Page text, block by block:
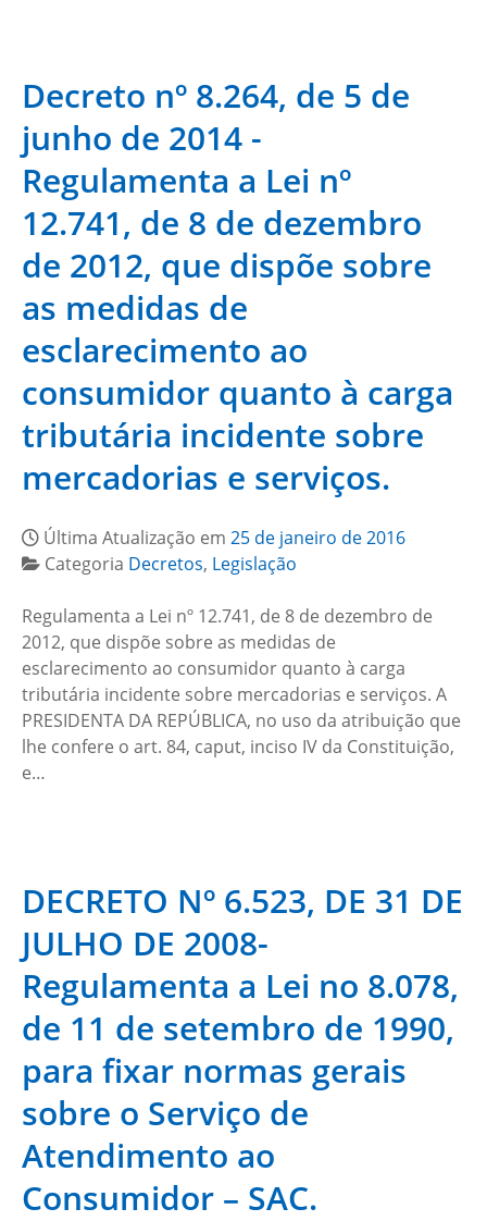
Decreto nº 8.264, de 5 de
junho de 2014 -
Regulamenta a Lei nº
12.741, de 8 de dezembro
de 2012, que dispõe sobre
as medidas de
esclarecimento ao
consumidor quanto à carga
tributária incidente sobre
mercadorias e serviços.
Última Atualização em 25 de janeiro de 2016
Categoria Decretos, Legislação
Regulamenta a Lei nº 12.741, de 8 de dezembro de
2012, que dispõe sobre as medidas de
esclarecimento ao consumidor quanto à carga
tributária incidente sobre mercadorias e serviços. A
PRESIDENTA DA REPÚBLICA, no uso da atribuição que
lhe confere o art. 84, caput, inciso IV da Constituição,
e…
DECRETO Nº 6.523, DE 31 DE
JULHO DE 2008-
Regulamenta a Lei no 8.078,
de 11 de setembro de 1990,
para fixar normas gerais
sobre o Serviço de
Atendimento ao
Consumidor – SAC.